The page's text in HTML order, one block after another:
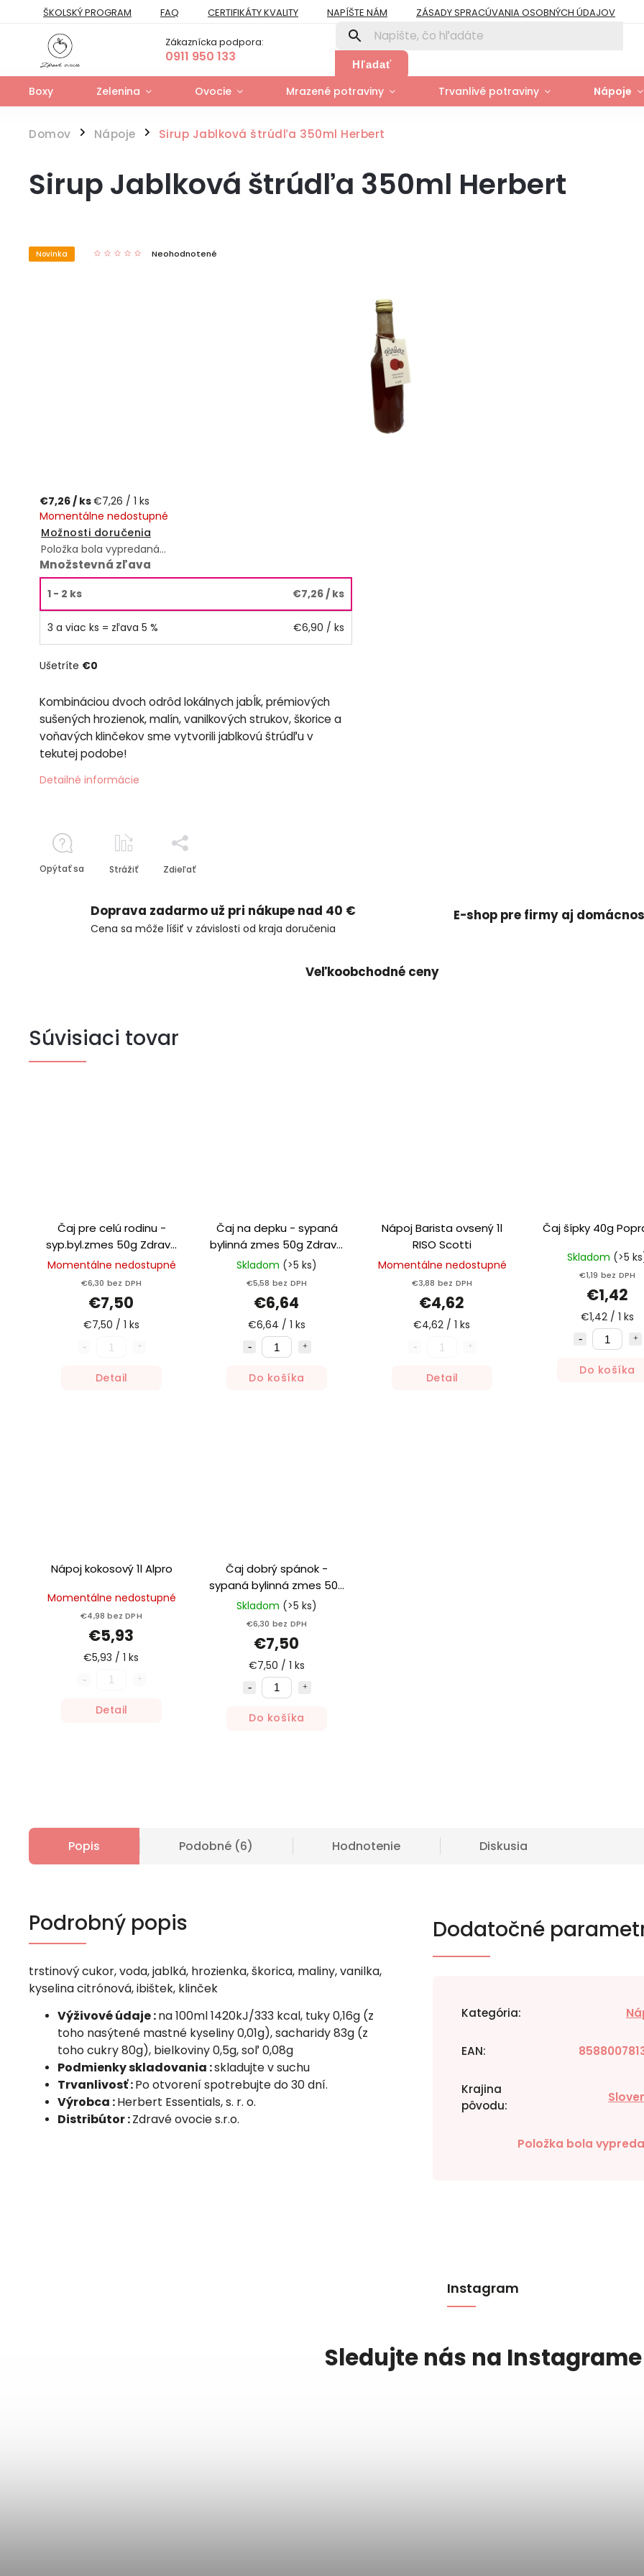
ŠKOLSKÝ PROGRAM FAQ CERTIFIKÁTY KVALITY NAPÍŠTE NÁM
ZÁSADY SPRACÚVANIA OSOBNÝCH ÚDAJOV
PREPRAVNÝ PORIADOK
PRE FIRMY A ORGANIZÁCIE
ZÁSADY POUŽÍVANIA SÚBOROV
FORMULÁR NA UPLATNENIE PRÁV ZO ZODPOVEDNOSTI ZA VADY
MOJA OBJEDNÁVKA
Zákaznícka podpora:
0911 950 133 Hľadať
Boxy Zelenina Ovocie Mrazené potraviny Trvanlivé potraviny Nápoje
Domov / Nápoje / Sirup Jablková štrúdľa 350ml Herbert
Sirup Jablková štrúdľa 350ml Herbert
Novinka Neohodnotené
€7,26 / ks€7,26 / 1 ks
Momentálne nedostupné
Možnosti doručenia
Položka bola vypredaná…
Množstevná zľava
1 - 2 ks €7,26/ ks
3 a viac ks = zľava 5 % €6,90 / ks
Ušetríte €0
Kombináciou dvoch odrôd lokálnych jabĺk, prémiových
sušených hrozienok, malín, vanilkových strukov, škorice a
voňavých klinčekov sme vytvorili jablkovú štrúdľu v
tekutej podobe!
Detailné informácie
Opýtať sa Strážiť Zdieľať
Doprava zadarmo už pri nákupe nad 40 €
Cena sa môže líšiť v závislosti od kraja doručenia
E-shop pre firmy aj
Veľkoobchodné ceny
Súvisiaci tovar
Čaj pre celú rodinu -
syp.byl.zmes 50g Zdravé
ovocie
Momentálne nedostupné
€6,30 bez DPH
€7,50
€7,50 / 1 ks
Detail
Čaj na depku - sypaná
bylinná zmes 50g Zdravé
ovocie
Skladom (>5 ks)
€5,58 bez DPH
€6,64
€6,64 / 1 ks
Do košíka
Nápoj Barista ovsený 1l
RISO Scotti
Momentálne nedostupné
€3,88 bez DPH
€4,62
€4,62 / 1 ks
Detail
Čaj šípky 40g
Skladom (>5
€1,19 bez DPH
€1,42
€1,42 / 1 ks
Do košíka
Nápoj kokosový 1l Alpro
Momentálne nedostupné
€4,98 bez DPH
€5,93
€5,93 / 1 ks
Detail
Čaj dobrý spánok -
sypaná bylinná zmes 50g
Zdravé ovocie
Skladom (>5 ks)
€6,30 bez DPH
€7,50
€7,50 / 1 ks
Do košíka
Popis Podobné (6) Hodnotenie Diskusia
Podrobný popis
trstinový cukor, voda, jablká, hrozienka, škorica, maliny, vanilka,
kyselina citrónová, ibištek, klinček
Výživové údaje :na 100ml 1420kJ/333 kcal, tuky 0,16g (z
toho nasýtené mastné kyseliny 0,01g), sacharidy 83g (z
toho cukry 80g), bielkoviny 0,5g, soľ 0,08g
Podmienky skladovania :skladujte v suchu
Trvanlivosť :Po otvorení spotrebujte do 30 dní.
Výrobca :Herbert Essentials, s. r. o.
Distribútor :Zdravé ovocie s.r.o.
Dodatočné
Kategória:
EAN:
Krajina
pôvodu:
Položka bola
Instagram
Sledujte nás na Instagrame